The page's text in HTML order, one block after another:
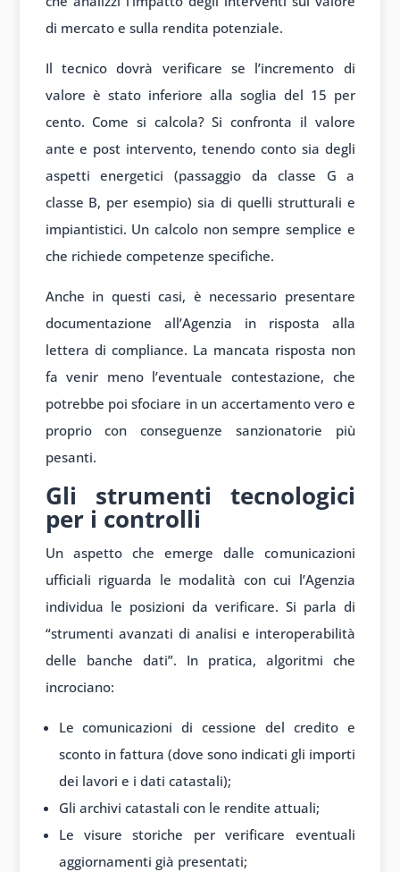
di mercato e sulla rendita potenziale.
Il tecnico dovrà verificare se l’incremento di
valore è stato inferiore alla soglia del 15 per
cento. Come si calcola? Si confronta il valore
ante e post intervento, tenendo conto sia degli
aspetti energetici (passaggio da classe G a
classe B, per esempio) sia di quelli strutturali e
impiantistici. Un calcolo non sempre semplice e
che richiede competenze specifiche.
Anche in questi casi, è necessario presentare
documentazione all’Agenzia in risposta alla
lettera di compliance. La mancata risposta non
fa venir meno l’eventuale contestazione, che
potrebbe poi sfociare in un accertamento vero e
proprio con conseguenze sanzionatorie più
pesanti.
Gli strumenti tecnologici
per i controlli
Un aspetto che emerge dalle comunicazioni
ufficiali riguarda le modalità con cui l’Agenzia
individua le posizioni da verificare. Si parla di
“strumenti avanzati di analisi e interoperabilità
delle banche dati”. In pratica, algoritmi che
incrociano:
Le comunicazioni di cessione del credito e
sconto in fattura (dove sono indicati gli importi
dei lavori e i dati catastali);
Gli archivi catastali con le rendite attuali;
Le visure storiche per verificare eventuali
aggiornamenti già presentati;